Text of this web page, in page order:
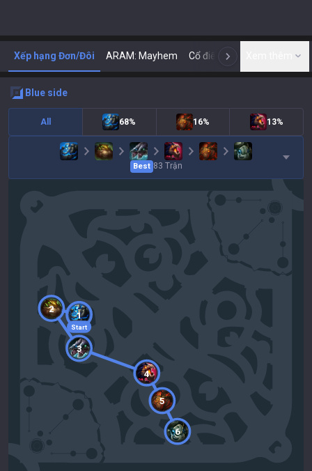
Xếp hạng Đơn/Đôi ARAM: Mayhem Cổ điển N
blue side
All 68% 16% 13%
Best 83 Trận
Start
1
2
3
4
5
6